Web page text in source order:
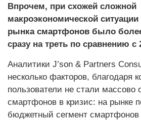
Впрочем, при схожей сложной
макроэкономической ситуации
рынка смартфонов было
сразу на треть по сравнению с
Аналитики J’son & Partners
несколько факторов, благодаря
пользователи не стали массово
смартфонов в кризис: на рынке
бюджетный сегмент смартфонов